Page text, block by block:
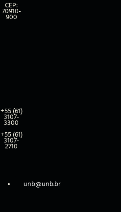
CEP:
70910-
900
+55 (61)
3107-
3300
+55 (61)
3107-
2710
unb@unb.br